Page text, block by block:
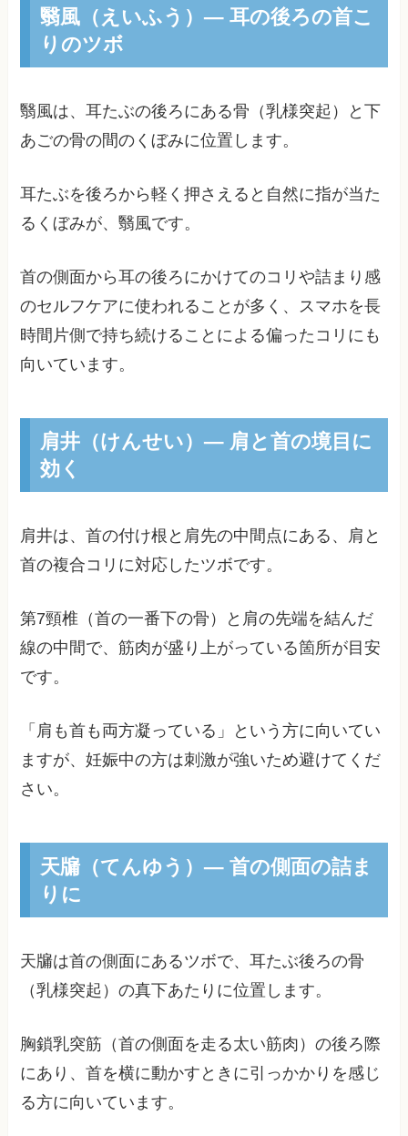
翳風（えいふう）— 耳の後ろの首こ
りのツボ
翳風は、耳たぶの後ろにある骨（乳様突起）と下
あごの骨の間のくぼみに位置します。
耳たぶを後ろから軽く押さえると自然に指が当た
るくぼみが、翳風です。
首の側面から耳の後ろにかけてのコリや詰まり感
のセルフケアに使われることが多く、スマホを長
時間片側で持ち続けることによる偏ったコリにも
向いています。
肩井（けんせい）— 肩と首の境目に
効く
肩井は、首の付け根と肩先の中間点にある、肩と
首の複合コリに対応したツボです。
第7頸椎（首の一番下の骨）と肩の先端を結んだ
線の中間で、筋肉が盛り上がっている箇所が目安
です。
「肩も首も両方凝っている」という方に向いてい
ますが、妊娠中の方は刺激が強いため避けてくだ
さい。
天牖（てんゆう）— 首の側面の詰ま
りに
天牖は首の側面にあるツボで、耳たぶ後ろの骨
（乳様突起）の真下あたりに位置します。
胸鎖乳突筋（首の側面を走る太い筋肉）の後ろ際
にあり、首を横に動かすときに引っかかりを感じ
る方に向いています。